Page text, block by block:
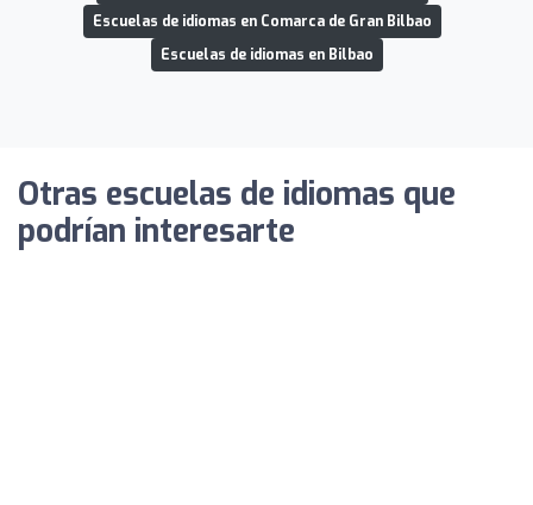
Escuelas de idiomas en Comarca de Gran Bilbao
Escuelas de idiomas en Bilbao
Otras escuelas de idiomas que
podrían interesarte